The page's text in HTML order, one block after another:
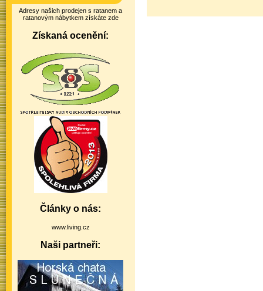
Adresy našich prodejen s ratanem a
ratanovým nábytkem získáte zde
Získaná ocenění:
Články o nás:
www.living.cz
Naši partneři: